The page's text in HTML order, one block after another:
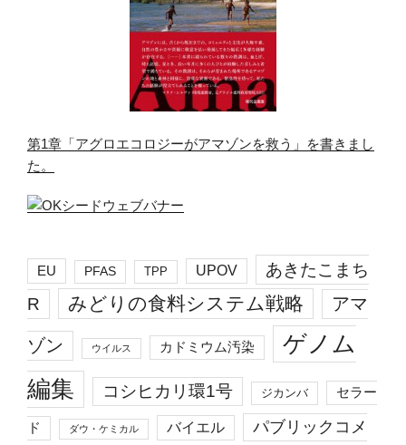
第1章「アグロエコロジーがアマゾンを救う」を書きまし
た。
EU PFAS TPP UPOV
あきたこまち
R
みどりの食料システム戦略 アマ
ゾン ウイルス カドミウム汚染
ゲノム
編集
コシヒカリ環1号 ジカンバ セラー
ド ダウ・ケミカル バイエル パブリックコメ